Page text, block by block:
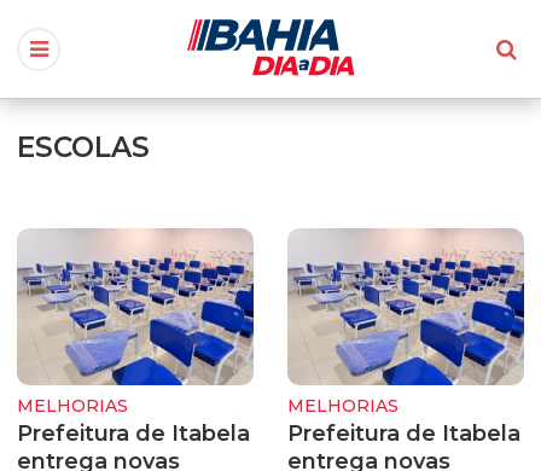
ESCOLAS
MELHORIAS
Prefeitura de Itabela
entrega novas
MELHORIAS
Prefeitura de Itabela
entrega novas